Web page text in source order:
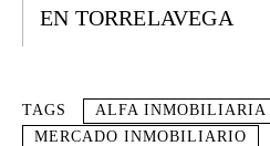
EN TORRELAVEGA
TAGS
ALFA INMOBILIARIA
MERCADO INMOBILIARIO